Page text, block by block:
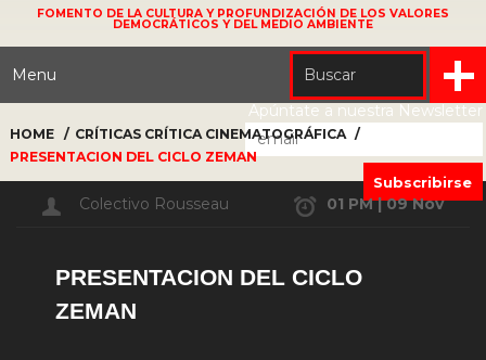
FOMENTO DE LA CULTURA Y PROFUNDIZACIÓN DE LOS VALORES
DEMOCRÁTICOS Y DEL MEDIO AMBIENTE
Menu
Apúntate a nuestra Newsletter
HOME CRÍTICAS CRÍTICA CINEMATOGRÁFICA
PRESENTACION DEL CICLO ZEMAN
Colectivo Rousseau 01 PM | 09 Nov
PRESENTACION DEL CICLO
ZEMAN